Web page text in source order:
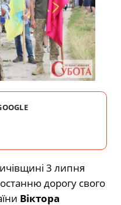
3 липня
дорогу свого
Віктора